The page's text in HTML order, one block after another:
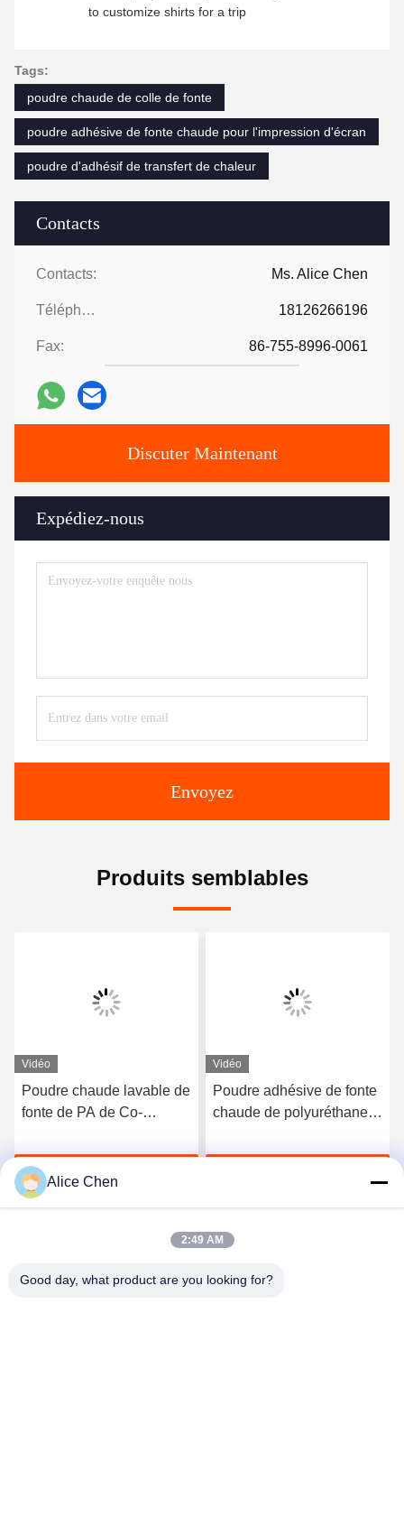
Contacts
Contacts: Ms. Alice Chen
Téléphone: 18126266196
Fax: 86-755-8996-0061
Discuter Maintenant
Expédiez-nous
Envoyez
to customize shirts for a trip
Tags:
poudre chaude de colle de fonte
poudre adhésive de fonte chaude pour l'impression d'écran
poudre d'adhésif de transfert de chaleur
Produits semblables
Vidéo
Poudre chaude lavable de
fonte de PA de Co-
l'impression de transfert
de chaleurDiscuter Maintenant
Vidéo
Poudre adhésive de fonte
chaude de polyuréthane
pour l'impression de
Alice Chen
2:49 AM
Good day, what product are you looking for?